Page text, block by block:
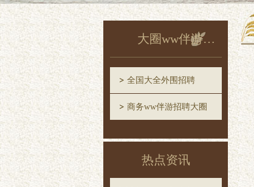
大圈ww伴游招聘
全国大全外围招聘
商务ww伴游招聘大圈
热点资讯